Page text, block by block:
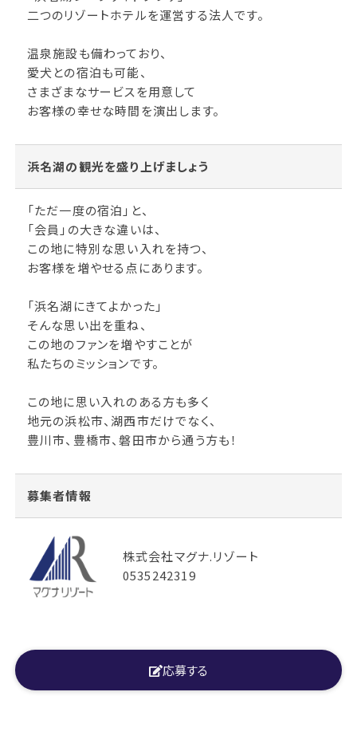
二つのリゾートホテルを運営する法人です。
温泉施設も備わっており、
愛犬との宿泊も可能、
さまざまなサービスを用意して
お客様の幸せな時間を演出します。
浜名湖の観光を盛り上げましょう
「ただ一度の宿泊」と、
「会員」の大きな違いは、
この地に特別な思い入れを持つ、
お客様を増やせる点にあります。
「浜名湖にきてよかった」
そんな思い出を重ね、
この地のファンを増やすことが
私たちのミッションです。
この地に思い入れのある方も多く
地元の浜松市、湖西市だけでなく、
豊川市、豊橋市、磐田市から通う方も！
募集者情報
株式会社マグナ.リゾート
0535242319
応募する